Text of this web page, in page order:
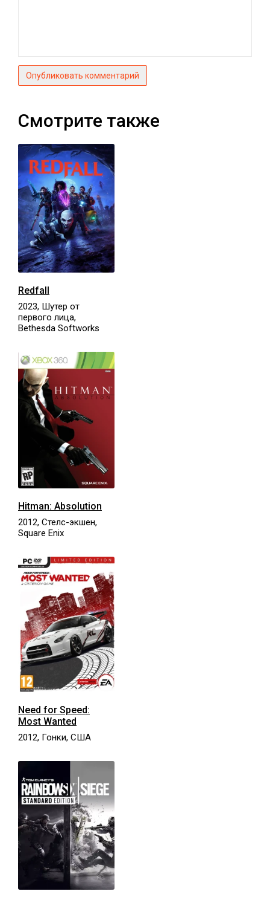
Опубликовать комментарий
Смотрите также
Redfall
2023, Шутер от
первого лица,
Bethesda Softworks
Hitman: Absolution
2012, Стелс-экшен,
Square Enix
Need for Speed:
Most Wanted
2012, Гонки, США